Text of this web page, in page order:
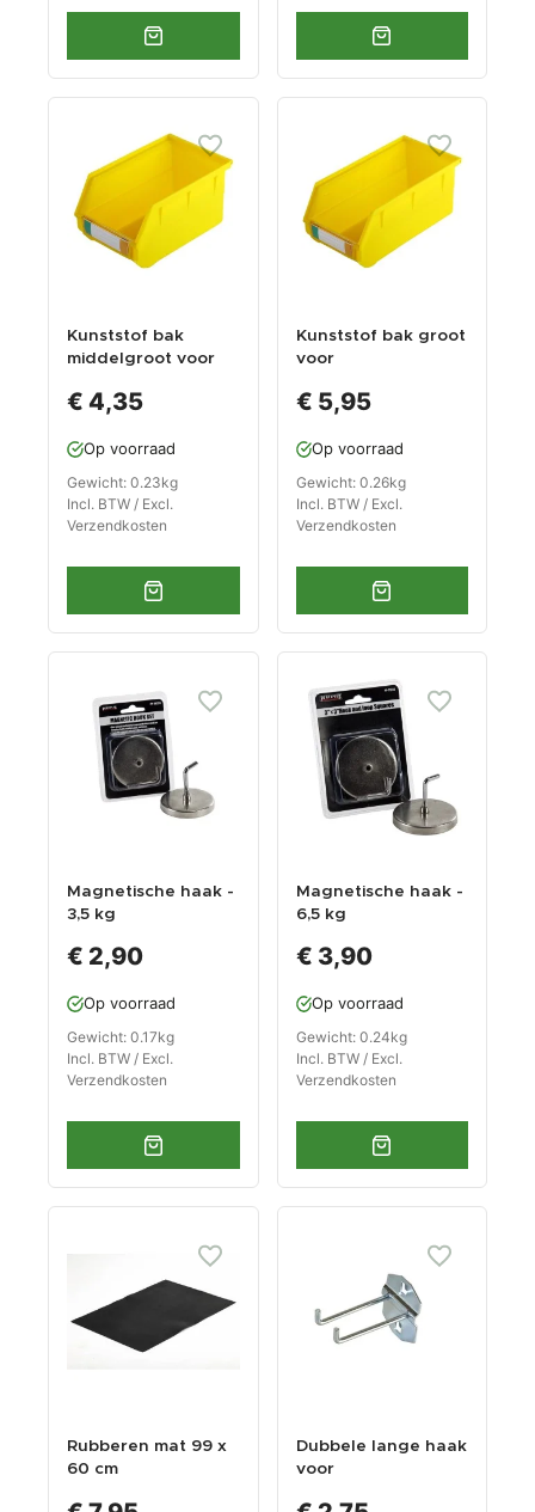
Kunststof bak
middelgroot voor
€ 4,35
Op voorraad
Gewicht: 0.23kg
Incl. BTW / Excl.
Verzendkosten
Kunststof bak groot
voor
€ 5,95
Op voorraad
Gewicht: 0.26kg
Incl. BTW / Excl.
Verzendkosten
Magnetische haak -
3,5 kg
€ 2,90
Op voorraad
Gewicht: 0.17kg
Incl. BTW / Excl.
Verzendkosten
Magnetische haak -
6,5 kg
€ 3,90
Op voorraad
Gewicht: 0.24kg
Incl. BTW / Excl.
Verzendkosten
Rubberen mat 99 x
60 cm
Dubbele lange haak
voor